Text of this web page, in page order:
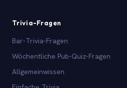
Trivia-Fragen
Bar-Trivia-Fragen
Wöchentliche Pub-Quiz-Fragen
Allgemeinwissen